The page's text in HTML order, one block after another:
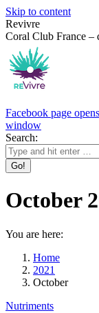
Skip to content
Revivre
Coral Club France –
Facebook page
window
Search:
October
You are here:
Home
2021
October
Nutriments